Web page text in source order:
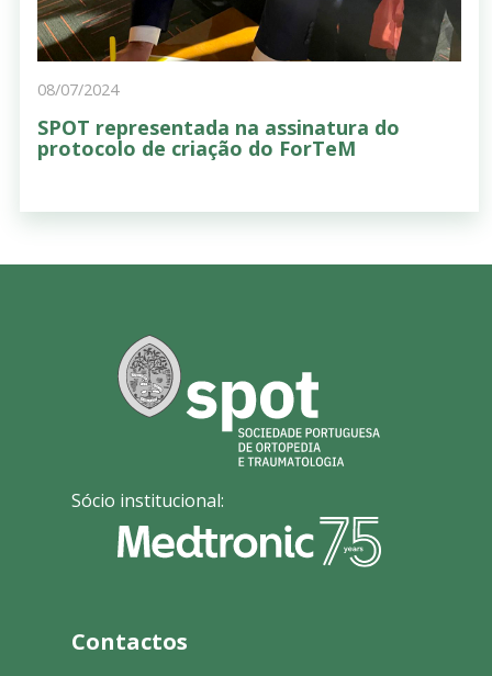
08/07/2024
SPOT representada na assinatura do
protocolo de criação do ForTeM
Sócio institucional:
Contactos